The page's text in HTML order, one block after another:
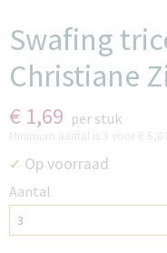
Swafing
Christiane
€ 1,69 per stuk
✓ Op voorraad
Aantal